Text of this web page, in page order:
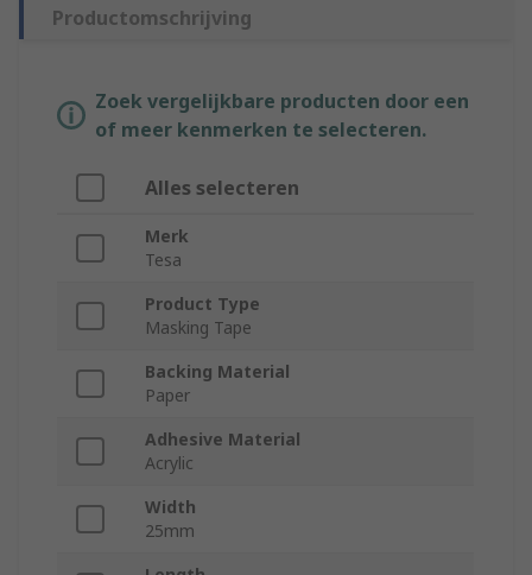
Productomschrijving
Zoek vergelijkbare producten door een
of meer kenmerken te selecteren.
Alles selecteren
Merk
Tesa
Product Type
Masking Tape
Backing Material
Paper
Adhesive Material
Acrylic
Width
25mm